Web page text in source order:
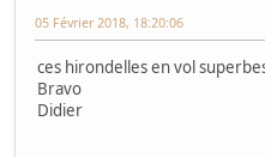
05 Février 2018, 18:20:06
ces hirondelles en vol
Bravo
Didier